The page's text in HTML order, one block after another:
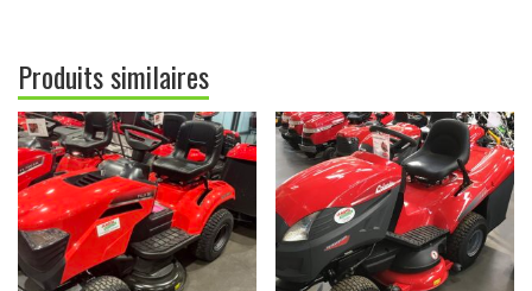
Produits similaires